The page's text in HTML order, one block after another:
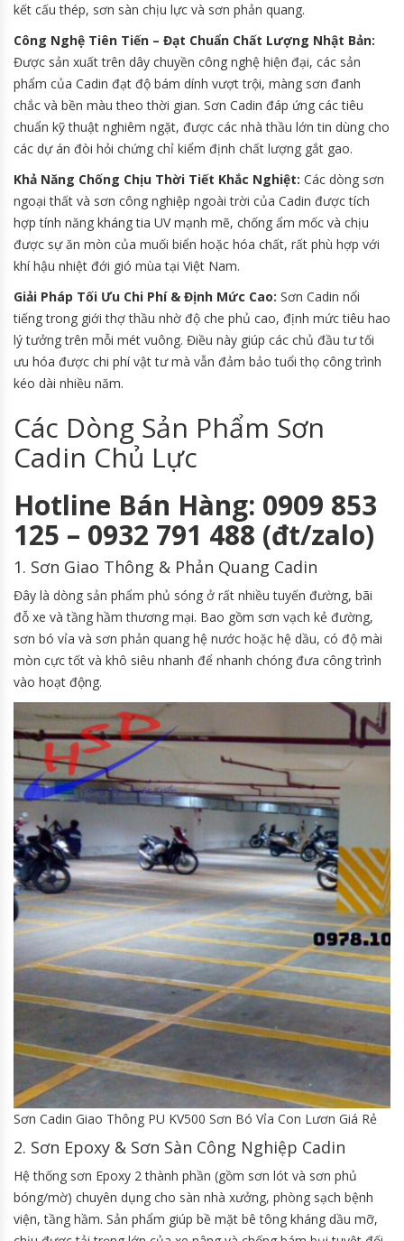
kết cấu thép, sơn sàn chịu lực và sơn phản quang.
Công Nghệ Tiên Tiến – Đạt Chuẩn Chất Lượng Nhật Bản:
Được sản xuất trên dây chuyền công nghệ hiện đại, các sản
phẩm của Cadin đạt độ bám dính vượt trội, màng sơn đanh
chắc và bền màu theo thời gian. Sơn Cadin đáp ứng các tiêu
chuẩn kỹ thuật nghiêm ngặt, được các nhà thầu lớn tin dùng cho
các dự án đòi hỏi chứng chỉ kiểm định chất lượng gắt gao.
Khả Năng Chống Chịu Thời Tiết Khắc Nghiệt: Các dòng sơn
ngoại thất và sơn công nghiệp ngoài trời của Cadin được tích
hợp tính năng kháng tia UV mạnh mẽ, chống ẩm mốc và chịu
được sự ăn mòn của muối biển hoặc hóa chất, rất phù hợp với
khí hậu nhiệt đới gió mùa tại Việt Nam.
Giải Pháp Tối Ưu Chi Phí & Định Mức Cao: Sơn Cadin nổi
tiếng trong giới thợ thầu nhờ độ che phủ cao, định mức tiêu hao
lý tưởng trên mỗi mét vuông. Điều này giúp các chủ đầu tư tối
ưu hóa được chi phí vật tư mà vẫn đảm bảo tuổi thọ công trình
kéo dài nhiều năm.
Các Dòng Sản Phẩm Sơn
Cadin Chủ Lực
Hotline Bán Hàng: 0909 853
125 – 0932 791 488 (đt/zalo)
1. Sơn Giao Thông & Phản Quang Cadin
Đây là dòng sản phẩm phủ sóng ở rất nhiều tuyến đường, bãi
đỗ xe và tầng hầm thương mại. Bao gồm sơn vạch kẻ đường,
sơn bó vỉa và sơn phản quang hệ nước hoặc hệ dầu, có độ mài
mòn cực tốt và khô siêu nhanh để nhanh chóng đưa công trình
vào hoạt động.
Sơn Cadin Giao Thông PU KV500 Sơn Bó Vỉa Con Lươn Giá Rẻ
2. Sơn Epoxy & Sơn Sàn Công Nghiệp Cadin
Hệ thống sơn Epoxy 2 thành phần (gồm sơn lót và sơn phủ
bóng/mờ) chuyên dụng cho sàn nhà xưởng, phòng sạch bệnh
viện, tầng hầm. Sản phẩm giúp bề mặt bê tông kháng dầu mỡ,